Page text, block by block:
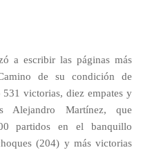
a escribir las páginas más
de su condición de
531 victorias, diez empates y
Alejandro Martínez, que
partidos en el banquillo
(204) y más victorias